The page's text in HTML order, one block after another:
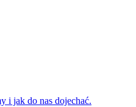
i jak do nas dojechać.